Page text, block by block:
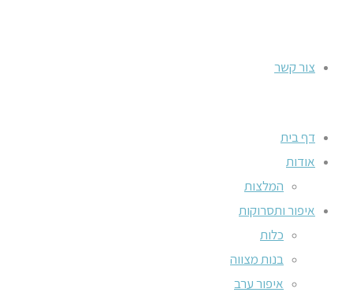
צור קשר
דף בית
אודות
המלצות
איפור ותסרוקות
כלות
בנות מצווה
איפור ערב